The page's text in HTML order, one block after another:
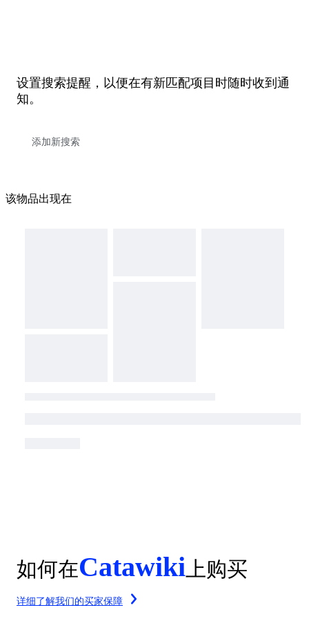
设置搜索提醒，以便在有新匹配项目时随时收到通
知。
该物品出现在
如何在Catawiki 上购买
详细了解我们的买家保障